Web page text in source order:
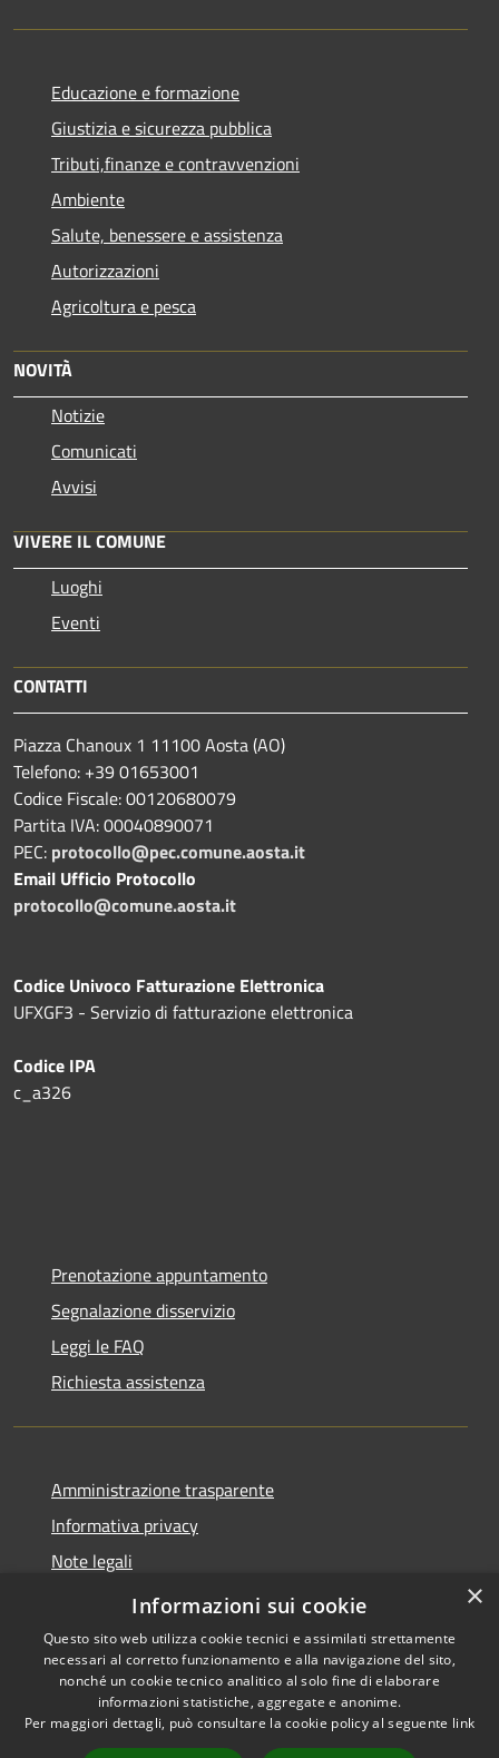
Educazione e formazione
Giustizia e sicurezza pubblica
Tributi,finanze e contravvenzioni
Ambiente
Salute, benessere e assistenza
Autorizzazioni
Agricoltura e pesca
NOVITÀ
Notizie
Comunicati
Avvisi
VIVERE IL COMUNE
Luoghi
Eventi
CONTATTI
Piazza Chanoux 1 11100 Aosta (AO)
Telefono: +39 01653001
Codice Fiscale: 00120680079
Partita IVA: 00040890071
PEC: protocollo@pec.comune.aosta.it
Email Ufficio Protocollo
protocollo@comune.aosta.it
Codice Univoco Fatturazione Elettronica
UFXGF3 - Servizio di fatturazione elettronica
Codice IPA
c_a326
Prenotazione appuntamento
Segnalazione disservizio
Leggi le FAQ
Richiesta assistenza
Amministrazione trasparente
Informativa privacy
Note legali
Dichiarazione di accessibilità
Accessibilité
Copyright © 2026 • Ville de •
Powered byMunicipium
×
Informazioni sui cookie
Questo sito web utilizza cookie tecnici e assimilati strettamente
necessari al corretto funzionamento e alla navigazione del sito,
nonché un cookie tecnico analitico al solo fine di elaborare
informazioni statistiche, aggregate e anonime.
Per maggiori dettagli, può consultare la cookie policy al seguente link